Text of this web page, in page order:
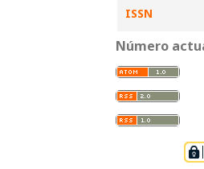
ISSN
Número